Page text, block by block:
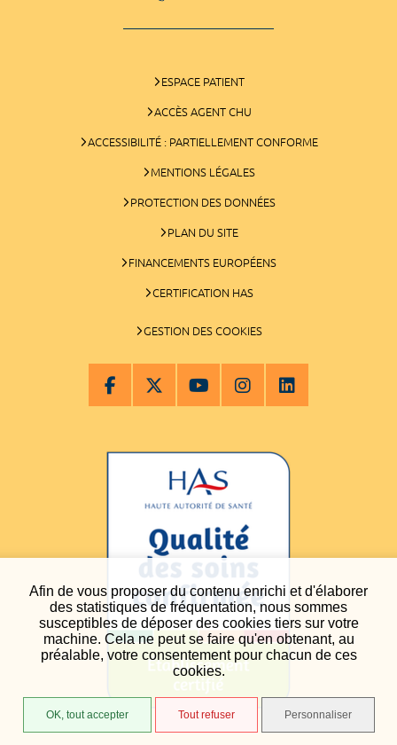
Afin de vous proposer du contenu enrichi et d'élaborer
des statistiques de fréquentation, nous sommes
susceptibles de déposer des cookies tiers sur votre
machine. Cela ne peut se faire qu'en obtenant, au
préalable, votre consentement pour chacun de ces
cookies.
OK, tout accepter Tout refuser Personnaliser
ESPACE PATIENT
ACCÈS AGENT CHU
ACCESSIBILITÉ : PARTIELLEMENT CONFORME
MENTIONS LÉGALES
PROTECTION DES DONNÉES
PLAN DU SITE
FINANCEMENTS EUROPÉENS
CERTIFICATION HAS
GESTION DES COOKIES